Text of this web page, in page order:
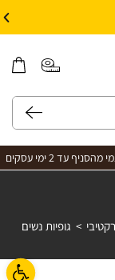
עד 2 ימי עסקים
> גופיות נשים
פתח